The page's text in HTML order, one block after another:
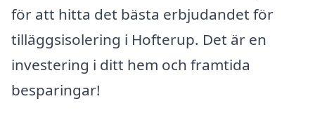
för att hitta det bästa erbjudandet för
tilläggsisolering i Hofterup. Det är en
investering i ditt hem och framtida
besparingar!